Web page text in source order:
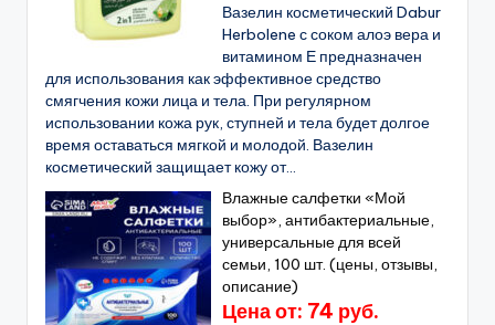
Вазелин косметический Dabur
Herbolene с соком алоэ вера и
витамином Е предназначен
для использования как эффективное средство
смягчения кожи лица и тела. При регулярном
использовании кожа рук, ступней и тела будет долгое
время оставаться мягкой и молодой. Вазелин
косметический защищает кожу от...
Влажные салфетки «Мой
выбор», антибактериальные,
универсальные для всей
семьи, 100 шт. (цены, отзывы,
описание)
Цена от: 74 руб.